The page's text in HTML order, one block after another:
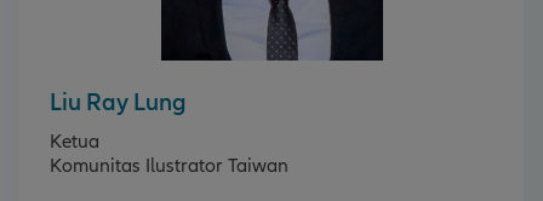
Liu Ray Lung
Ketua
Komunitas Ilustrator Taiwan